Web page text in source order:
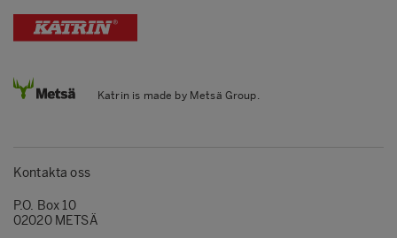
Katrin is made by Metsä Group.
Kontakta oss
P.O. Box 10
02020 METSÄ